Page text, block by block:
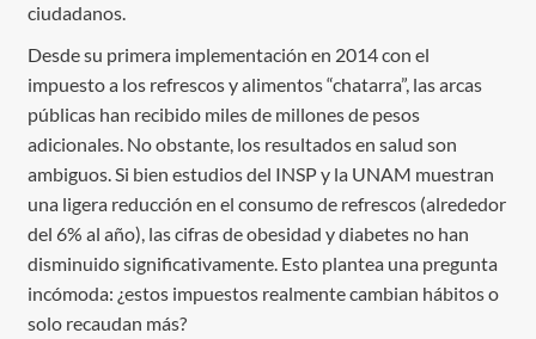
ciudadanos.
Desde su primera implementación en 2014 con el
impuesto a los refrescos y alimentos “chatarra”, las arcas
públicas han recibido miles de millones de pesos
adicionales. No obstante, los resultados en salud son
ambiguos. Si bien estudios del INSP y la UNAM muestran
una ligera reducción en el consumo de refrescos (alrededor
del 6% al año), las cifras de obesidad y diabetes no han
disminuido significativamente. Esto plantea una pregunta
incómoda: ¿estos impuestos realmente cambian hábitos o
solo recaudan más?